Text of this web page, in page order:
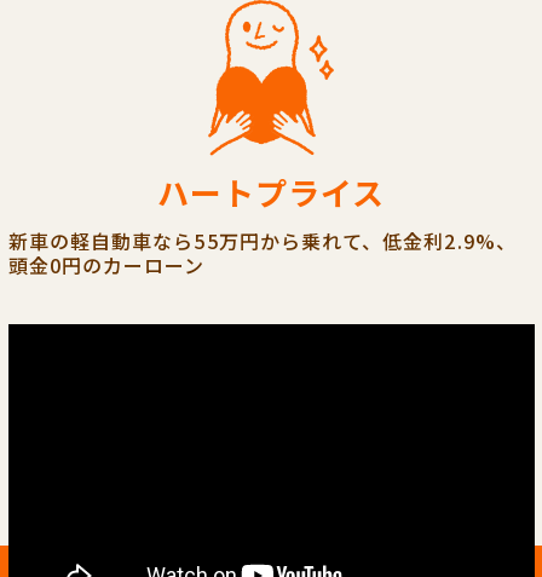
ハートプライス
新車の軽自動車なら55万円から乗れて、低金利2.9%、
頭金0円のカーローン